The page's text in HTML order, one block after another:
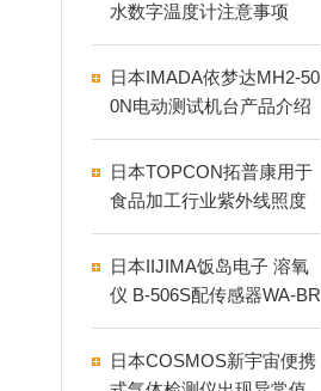
水数字温度计注意事项
日本IMADA依梦达MH2-50
0N电动测试机台产品介绍
日本TOPCON拓普康用于
食品加工行业紫外线照度
计UVR-300
日本IIJIMA饭岛电子 溶氧
仪 B-506S配传感器WA-BR
P
日本COSMOS新宇宙便携